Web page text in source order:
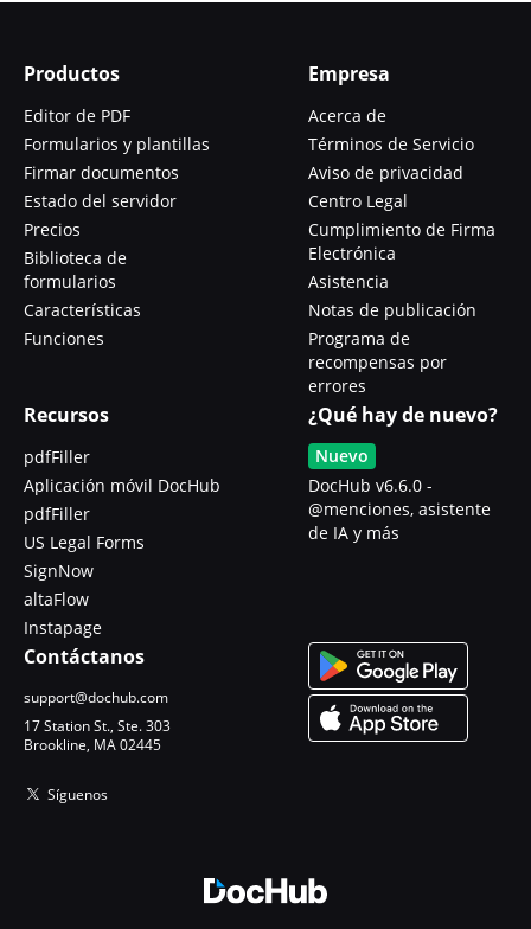
Productos
Editor de PDF
Formularios y plantillas
Firmar documentos
Estado del servidor
Precios
Biblioteca de
formularios
Características
Funciones
Empresa
Acerca de
Términos de Servicio
Aviso de privacidad
Centro Legal
Cumplimiento de Firma
Electrónica
Asistencia
Notas de publicación
Programa de
recompensas por
errores
Recursos
pdfFiller
Aplicación móvil DocHub
pdfFiller
US Legal Forms
SignNow
altaFlow
Instapage
¿Qué hay de nuevo?
Nuevo
DocHub v6.6.0 -
@menciones, asistente
de IA y más
Contáctanos
support@dochub.com
17 Station St., Ste. 303
Brookline, MA 02445
Síguenos